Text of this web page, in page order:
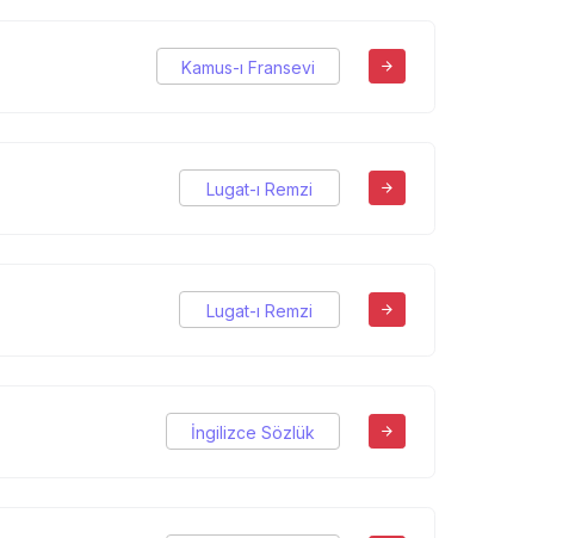
Kamus-ı Fransevi
Lugat-ı Remzi
Lugat-ı Remzi
İngilizce Sözlük